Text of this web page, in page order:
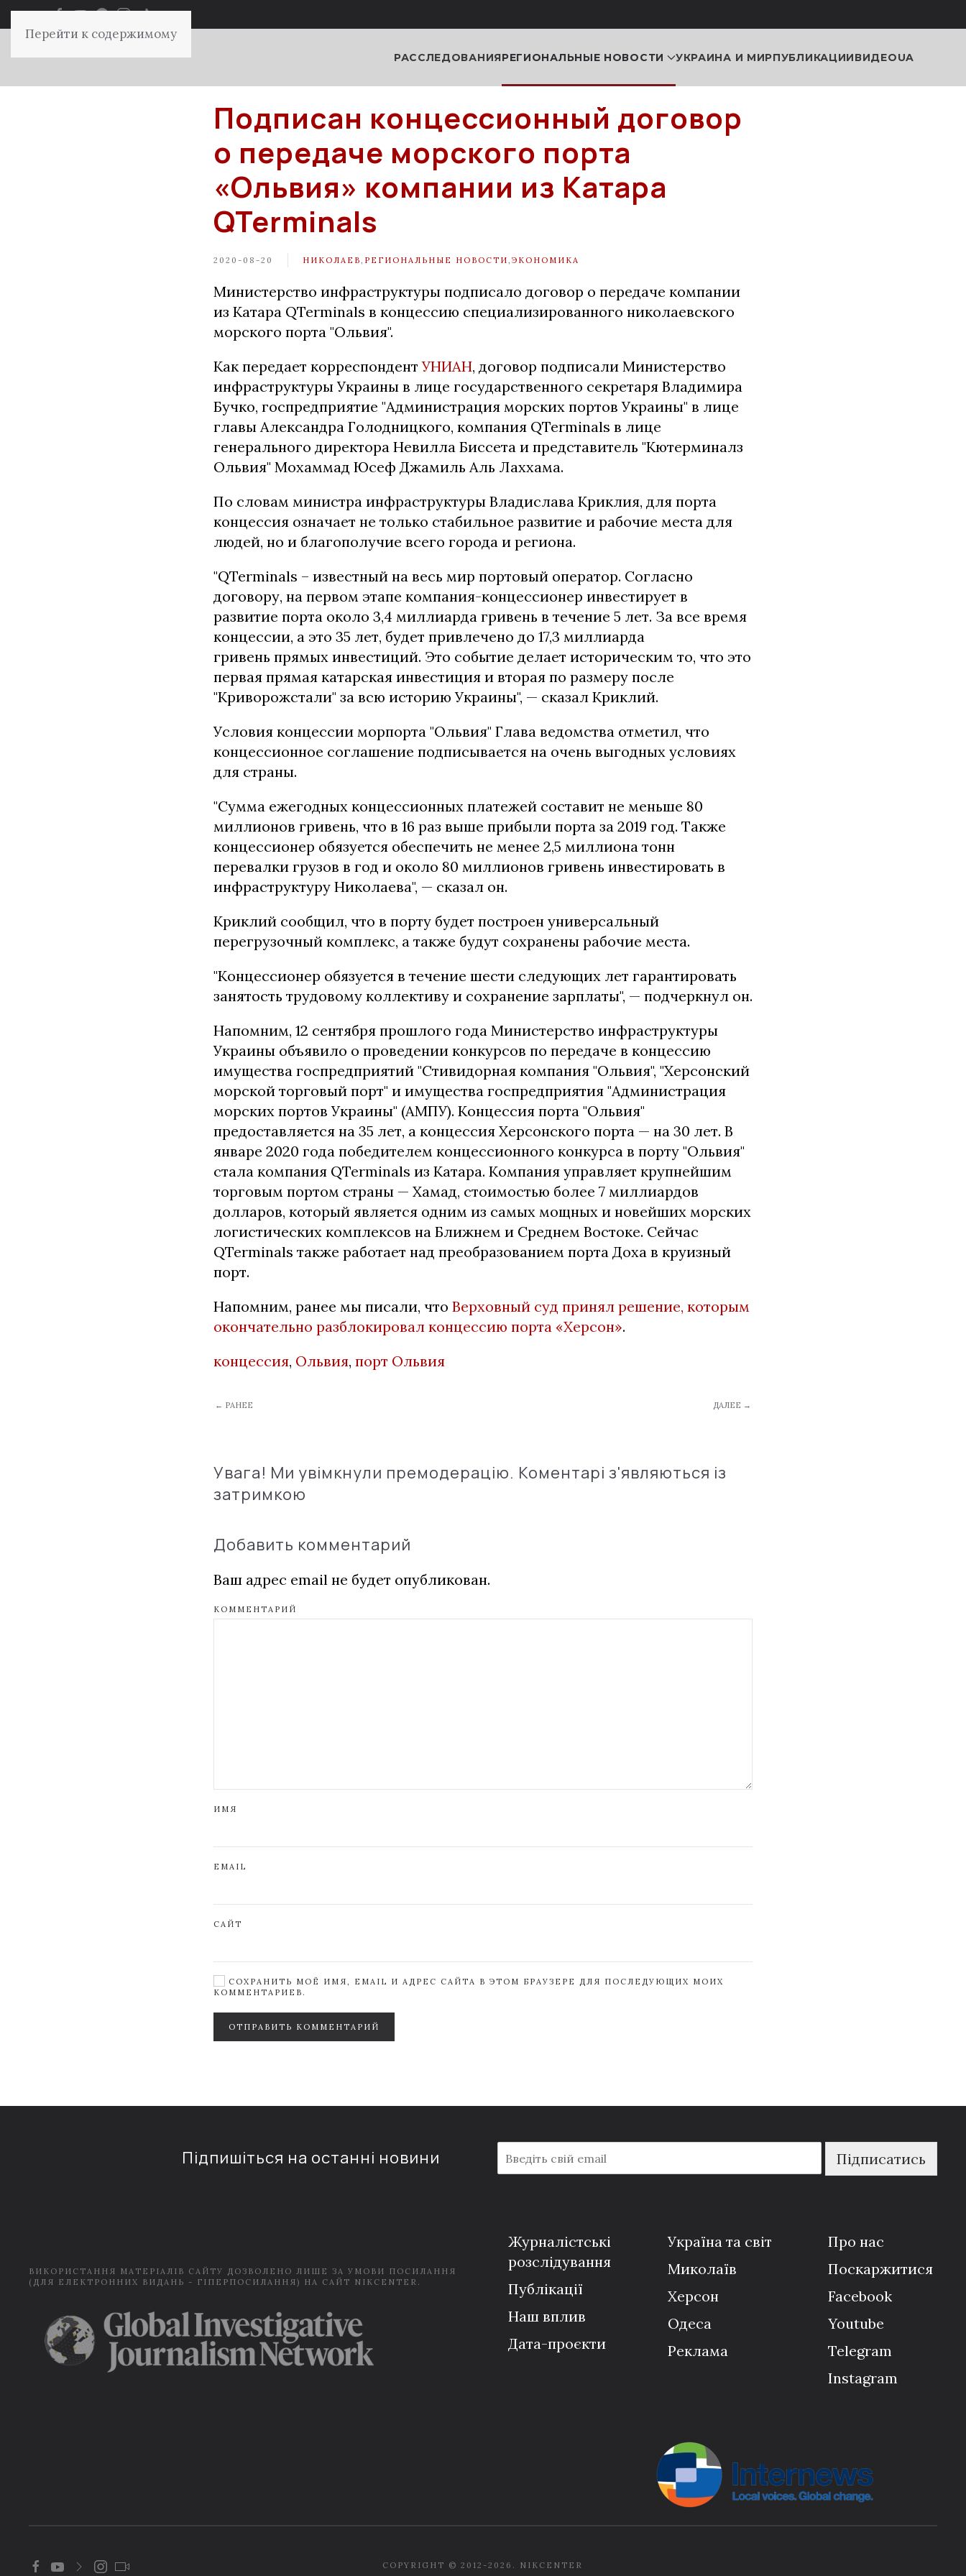
Перейти к содержимому
РАССЛЕДОВАНИЯРЕГИОНАЛЬНЫЕ НОВОСТИ УКРАИНА И МИРПУБЛИКАЦИИВИДЕОUA
Подписан концессионный договор
о передаче морского порта
«Ольвия» компании из Катара
QTerminals
2020-08-20 НИКОЛАЕВ РЕГИОНАЛЬНЫЕ НОВОСТИ ЭКОНОМИКА
Министерство инфраструктуры подписало договор о передаче компании
из Катара QTerminals в концессию специализированного николаевского
морского порта "Ольвия".
Как передает корреспондентУНИАН, договор подписали Министерство
инфраструктуры Украины в лице государственного секретаря Владимира
Бучко, госпредприятие "Администрация морских портов Украины" в лице
главы Александра Голодницкого, компания QTerminals в лице
генерального директора Невилла Биссета и представитель "Кютерминалз
Ольвия" Мохаммад Юсеф Джамиль Аль Лаххама.
По словам министра инфраструктуры Владислава Криклия, для порта
концессия означает не только стабильное развитие и рабочие места для
людей, но и благополучие всего города и региона.
"QTerminals – известный на весь мир портовый оператор. Согласно
договору, на первом этапе компания-концессионер инвестирует в
развитие порта около 3,4 миллиарда гривень в течение 5 лет. За все время
концессии, а это 35 лет, будет привлечено до 17,3 миллиарда
гривень прямых инвестиций. Это событие делает историческим то, что это
первая прямая катарская инвестиция и вторая по размеру после
"Криворожстали" за всю историю Украины", — сказал Криклий.
Условия концессии морпорта "Ольвия" Глава ведомства отметил, что
концессионное соглашение подписывается на очень выгодных условиях
для страны.
"Сумма ежегодных концессионных платежей составит не меньше 80
миллионов гривень, что в 16 раз выше прибыли порта за 2019 год. Также
концессионер обязуется обеспечить не менее 2,5 миллиона тонн
перевалки грузов в год и около 80 миллионов гривень инвестировать в
инфраструктуру Николаева", — сказал он.
Криклий сообщил, что в порту будет построен универсальный
перегрузочный комплекс, а также будут сохранены рабочие места.
"Концессионер обязуется в течение шести следующих лет гарантировать
занятость трудовому коллективу и сохранение зарплаты", — подчеркнул он.
Напомним, 12 сентября прошлого года Министерство инфраструктуры
Украины объявило о проведении конкурсов по передаче в концессию
имущества госпредприятий "Стивидорная компания "Ольвия", "Херсонский
морской торговый порт" и имущества госпредприятия "Администрация
морских портов Украины" (АМПУ). Концессия порта "Ольвия"
предоставляется на 35 лет, а концессия Херсонского порта — на 30 лет. В
январе 2020 года победителем концессионного конкурса в порту "Ольвия"
стала компания QTerminals из Катара. Компания управляет крупнейшим
торговым портом страны — Хамад, стоимостью более 7 миллиардов
долларов, который является одним из самых мощных и новейших морских
логистических комплексов на Ближнем и Среднем Востоке. Сейчас
QTerminals также работает над преобразованием порта Доха в круизный
порт.
Напомним, ранее мы писали, что Верховный суд принял решение, которым
окончательно разблокировал концессию порта «Херсон».
концессия, Ольвия, порт Ольвия
← РАНЕЕ ДАЛЕЕ →
Увага! Ми увімкнули премодерацію. Коментарі з'являються із
затримкою
Добавить комментарий
Ваш адрес email не будет опубликован.
КОММЕНТАРИЙ
ИМЯ
EMAIL
САЙТ
СОХРАНИТЬ МОЁ ИМЯ, EMAIL И АДРЕС САЙТА В ЭТОМ БРАУЗЕРЕ ДЛЯ ПОСЛЕДУЮЩИХ МОИХ
КОММЕНТАРИЕВ.
ОТПРАВИТЬ КОММЕНТАРИЙ
Підпишіться на останні новини
m
a
Підписатись
ВИКОРИСТАННЯ МАТЕРІАЛІВ САЙТУ ДОЗВОЛЕНО ЛИШЕ ЗА УМОВИ ПОСИЛАННЯ
(ДЛЯ ЕЛЕКТРОННИХ ВИДАНЬ - ГІПЕРПОСИЛАННЯ) НА САЙТ NIKCENTER.
Журналістські
розслідування
Публікації
Наш вплив
Дата-проєкти
Україна та світ
Миколаїв
Херсон
Одеса
Реклама
Про нас
Поскаржитися
Facebook
Youtube
Telegram
Instagram
COPYRIGHT © 2012-2026. NIKCENTER